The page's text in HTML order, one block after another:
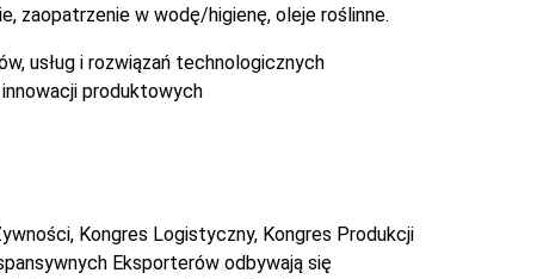
zaopatrzenie w wodę/higienę, oleje roślinne.
usług i rozwiązań technologicznych
produktowych
Kongres Logistyczny, Kongres Produkcji
Eksporterów odbywają się